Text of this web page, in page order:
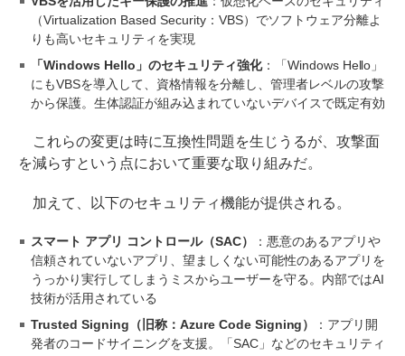
（Virtualization Based Security：VBS）でソフトウェア分離よ
りも高いセキュリティを実現
「Windows Hello」のセキュリティ強化：「Windows Hello」
にもVBSを導入して、資格情報を分離し、管理者レベルの攻撃
から保護。生体認証が組み込まれていないデバイスで既定有効
これらの変更は時に互換性問題を生じうるが、攻撃面
を減らすという点において重要な取り組みだ。
加えて、以下のセキュリティ機能が提供される。
スマート アプリ コントロール（SAC）
：悪意のあるアプリや
信頼されていないアプリ、望ましくない可能性のあるアプリを
うっかり実行してしまうミスからユーザーを守る。内部ではAI
技術が活用されている
Trusted Signing（旧称：Azure Code Signing）
：アプリ開
発者のコードサイニングを支援。「SAC」などのセキュリティ